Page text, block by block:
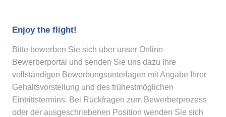
Enjoy the flight!
Bitte bewerben Sie sich über unser Online-
Bewerberportal und senden Sie uns dazu Ihre
vollständigen Bewerbungsunterlagen mit Angabe Ihrer
Gehaltsvorstellung und des frühestmöglichen
Eintrittstermins. Bei Rückfragen zum Bewerberprozess
oder der ausgeschriebenen Position wenden Sie sich